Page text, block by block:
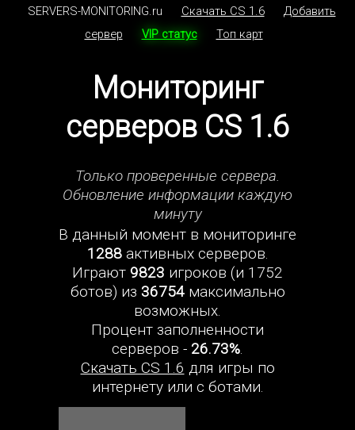
SERVERS-MONITORING.ru Скачать CS 1.6
Добавить
сервер
VIP статус Топ карт
Мониторинг
серверов CS 1.6
Только проверенные сервера.
Обновление информации каждую
минуту
В данный момент в мониторинге
1288активных серверов.
Играют 9823 игроков (и 1752
ботов) из 36754максимально
возможных.
Процент заполненности
серверов - 26.73%.
Скачать CS 1.6 для игры по
интернету или с ботами.